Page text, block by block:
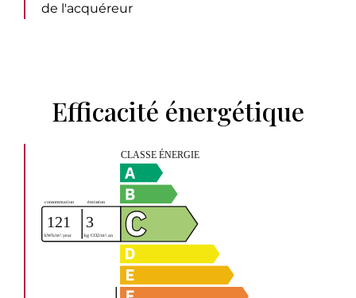
de l'acquéreur
Efficacité énergétique